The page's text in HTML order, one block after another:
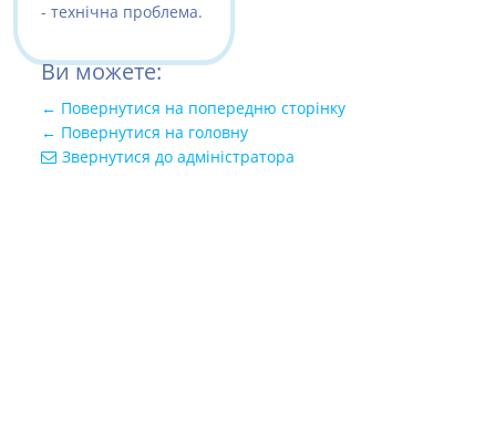
- технічна проблема.
Ви можете:
← Повернутися на попередню сторінку
← Повернутися на головну
Звернутися до адміністратора